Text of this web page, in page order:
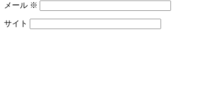
メール ※
サイト